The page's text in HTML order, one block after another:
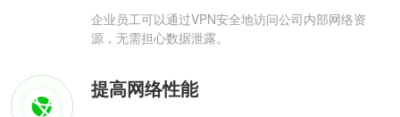
企业员工可以通过VPN安全地访问公司内部网络资
源，无需担心数据泄露。
提高网络性能